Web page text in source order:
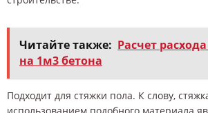
Читайте также: Расчет
на 1м3 бетона
Подходит для стяжки пола. К слову,